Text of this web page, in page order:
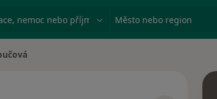
nemoc nebo příjmení Město nebo region